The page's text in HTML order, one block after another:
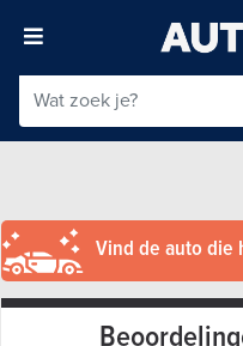
Vind de auto die